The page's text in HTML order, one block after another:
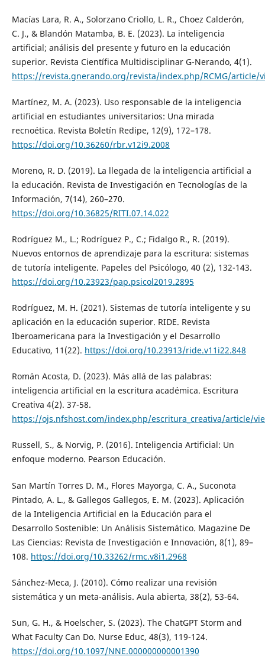
Macías Lara, R. A., Solorzano Criollo, L. R., Choez Calderón,
C. J., & Blandón Matamba, B. E. (2023). La inteligencia
artificial; análisis del presente y futuro en la educación
superior. Revista Científica Multidisciplinar G-Nerando, 4(1).
https://revista.gnerando.org/revista/index.php/RCMG/article/
Martínez, M. A. (2023). Uso responsable de la inteligencia
artificial en estudiantes universitarios: Una mirada
recnoética. Revista Boletín Redipe, 12(9), 172–178.
https://doi.org/10.36260/rbr.v12i9.2008
Moreno, R. D. (2019). La llegada de la inteligencia artificial a
la educación. Revista de Investigación en Tecnologías de la
Información, 7(14), 260–270.
https://doi.org/10.36825/RITI.07.14.022
Rodríguez M., L.; Rodríguez P., C.; Fidalgo R., R. (2019).
Nuevos entornos de aprendizaje para la escritura: sistemas
de tutoría inteligente. Papeles del Psicólogo, 40 (2), 132-143.
https://doi.org/10.23923/pap.psicol2019.2895
Rodríguez, M. H. (2021). Sistemas de tutoría inteligente y su
aplicación en la educación superior. RIDE. Revista
Iberoamericana para la Investigación y el Desarrollo
Educativo, 11(22). https://doi.org/10.23913/ride.v11i22.848
Román Acosta, D. (2023). Más allá de las palabras:
inteligencia artificial en la escritura académica. Escritura
Creativa 4(2). 37-58.
https://ojs.nfshost.com/index.php/escritura_creativa/article/
Russell, S., & Norvig, P. (2016). Inteligencia Artificial: Un
enfoque moderno. Pearson Educación.
San Martín Torres D. M., Flores Mayorga, C. A., Suconota
Pintado, A. L., & Gallegos Gallegos, E. M. (2023). Aplicación
de la Inteligencia Artificial en la Educación para el
Desarrollo Sostenible: Un Análisis Sistemático. Magazine De
Las Ciencias: Revista de Investigación e Innovación, 8(1), 89–
108. https://doi.org/10.33262/rmc.v8i1.2968
Sánchez-Meca, J. (2010). Cómo realizar una revisión
sistemática y un meta-análisis. Aula abierta, 38(2), 53-64.
Sun, G. H., & Hoelscher, S. (2023). The ChatGPT Storm and
What Faculty Can Do. Nurse Educ, 48(3), 119-124.
https://doi.org/10.1097/NNE.000000000001390